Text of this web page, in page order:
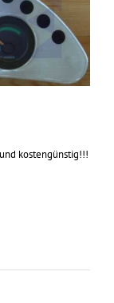
kostengünstig!!!